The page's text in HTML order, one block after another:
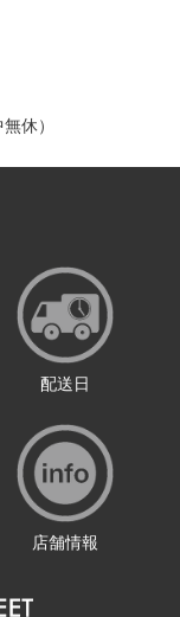
休）
配送日
店舗情報